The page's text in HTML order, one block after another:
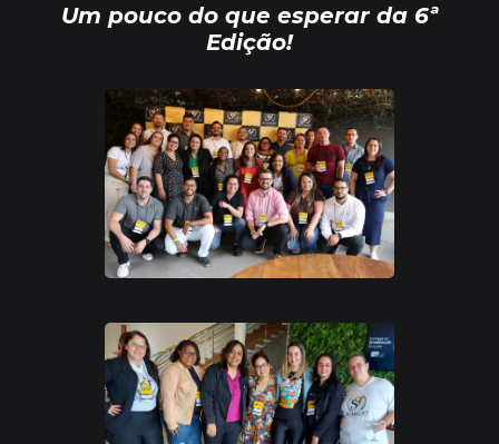
Um pouco do que esperar da 6ª
Edição!